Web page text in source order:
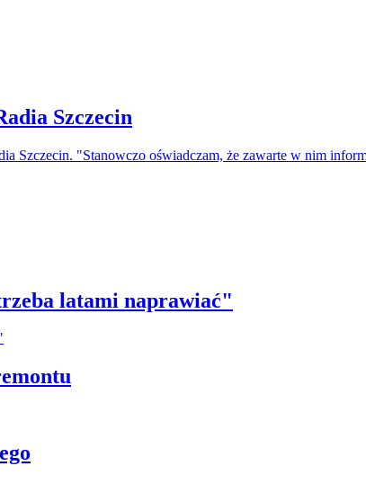
Szczecin
Szczecin. "Stanowczo oświadczam, że zawarte w nim
latami naprawiać"